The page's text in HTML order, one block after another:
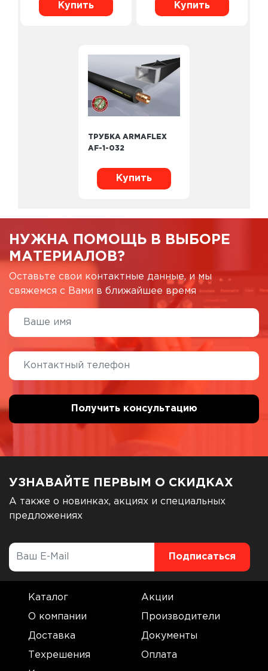
Купить Купить
ТРУБКА ARMAFLEX
AF-1-032
Купить
НУЖНА ПОМОЩЬ В ВЫБОРЕ
МАТЕРИАЛОВ?
Оставьте свои контактные данные, и мы
свяжемся с Вами в ближайшее время
УЗНАВАЙТЕ ПЕРВЫМ О СКИДКАХ
А также о новинках, акциях и специальных
предложениях
Каталог Акции
О компании Производители
Доставка Документы
Техрешения Оплата